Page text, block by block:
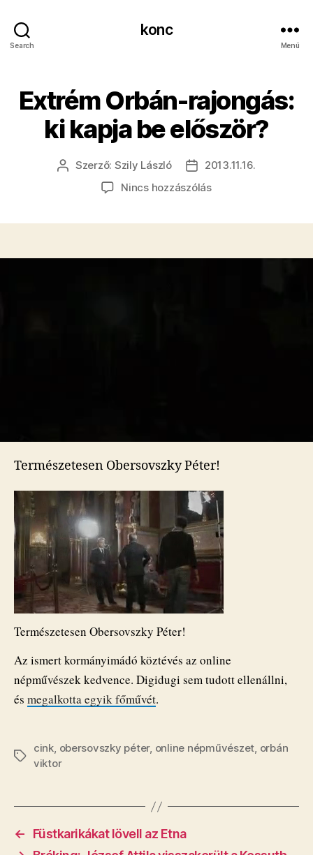
Search
konc
Menü
Extrém Orbán-rajongás:
ki kapja be először?
Bejegyzés
szerzője
Szerző: Szily László
Bejegyzés
dátuma
2013.11.16.
Nincs hozzászólása(z)
Természetesen Obersovszky Péter!
Természetesen Obersovszky Péter!
Az ismert kormányimádó köztévés az online
népművészek kedvence. Digidugi sem tudott ellenállni,
és megalkotta egyik főművét.
Címkék
cink, obersovszky péter, online népművészet, orbán
viktor
←
Füstkarikákat lövell az Etna